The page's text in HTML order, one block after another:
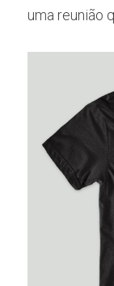
uma reunião